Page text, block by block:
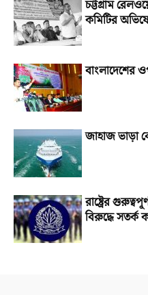
চট্টগ্রাম
কমিটির
বাংলাদেশের
জাহাজ ভাড়া
রাষ্ট্রের
বিরুদ্ধে